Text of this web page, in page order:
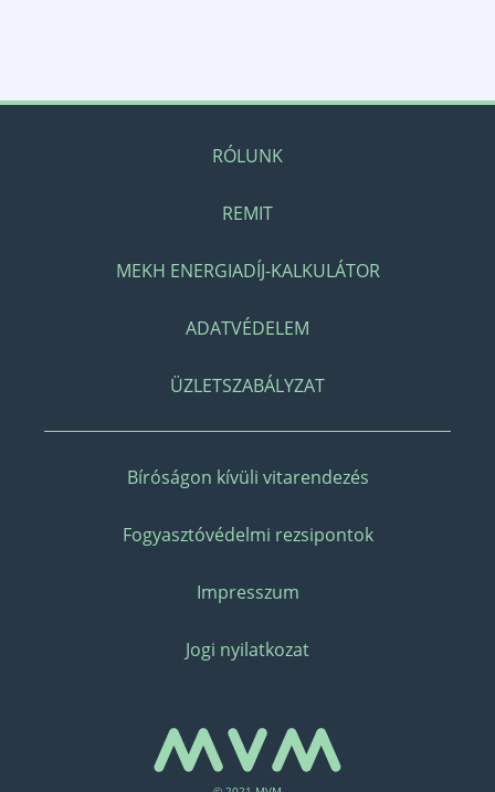
RÓLUNK
REMIT
MEKH ENERGIADÍJ-KALKULÁTOR
ADATVÉDELEM
ÜZLETSZABÁLYZAT
Bíróságon kívüli vitarendezés
Fogyasztóvédelmi rezsipontok
Impresszum
Jogi nyilatkozat